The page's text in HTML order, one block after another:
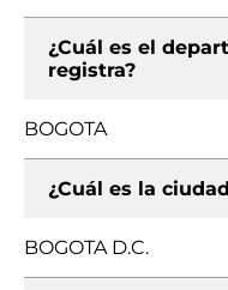
¿Cuál es el
registra?
BOGOTA
¿Cuál es la
BOGOTA D.C.